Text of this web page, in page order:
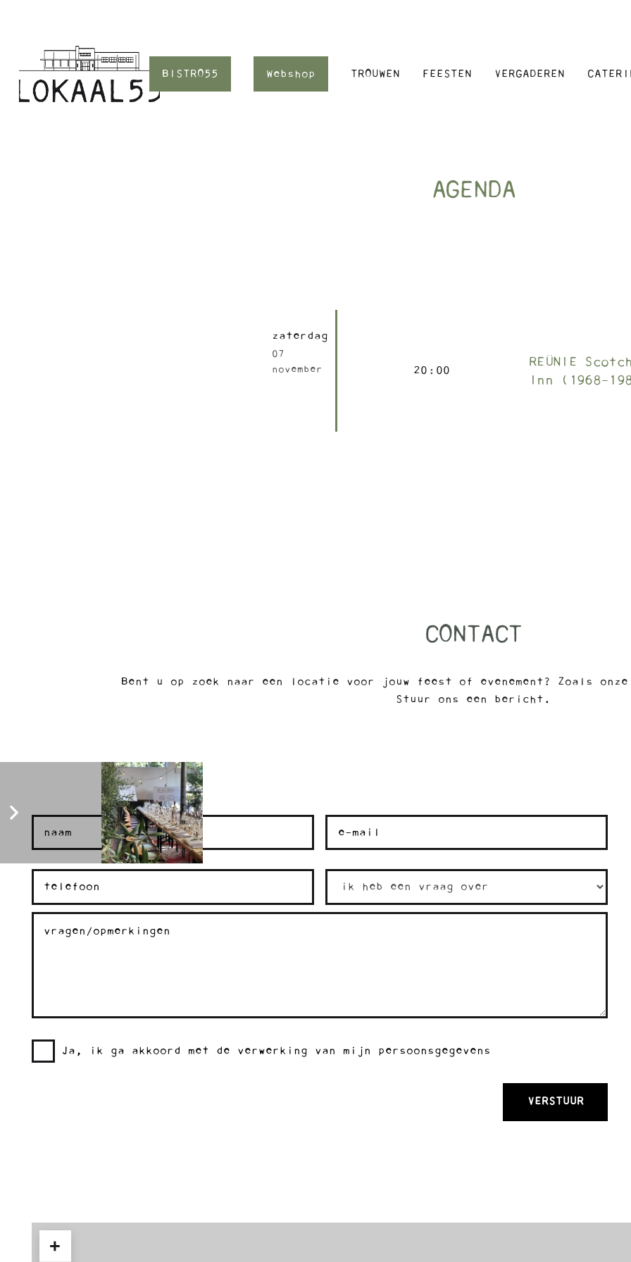
BISTRO55 Webshop TROUWEN FEESTEN VERGADEREN
AGENDA
zaterdag
07
november
20 : 00
REÜNIE Scotch
Inn (1968-
CONTACT
Bent u op zoek naar een locatie voor jouw feest of evenement? Zoals
Stuur ons een bericht.
Ja, ik ga akkoord met de verwerking van mijn persoonsgegevens
+